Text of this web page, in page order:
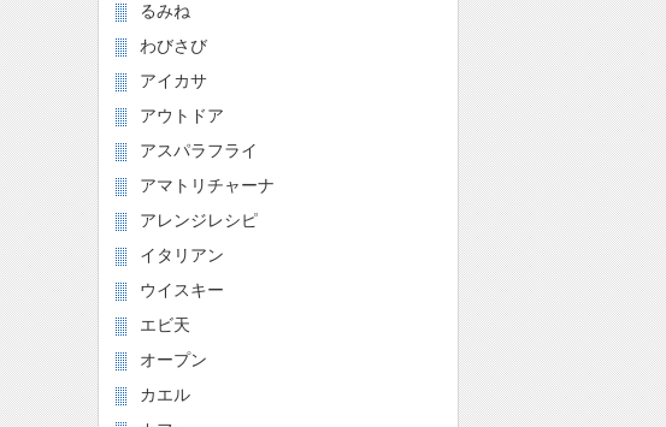
るみね
わびさび
アイカサ
アウトドア
アスパラフライ
アマトリチャーナ
アレンジレシピ
イタリアン
ウイスキー
エビ天
オープン
カエル